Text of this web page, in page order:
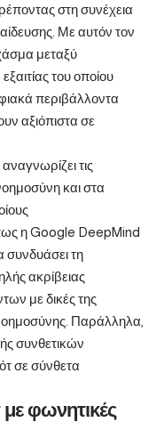
στη συνέχεια
Με αυτόν τον
μεταξύ
του οποίου
περιβάλλοντα
αξιόπιστα σε
τις
και στα
η Google DeepMind
τη
ακρίβειας
με δικές της
Παράλληλα,
συνθετικών
σε σύνθετα
φωνητικές